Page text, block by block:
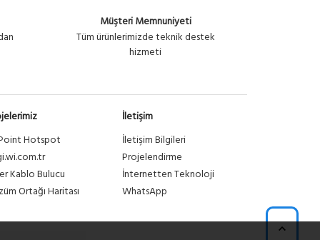
Müşteri Memnuniyeti
Tüm ürünlerimizde teknik destek
hizmeti
Hotspot
Kablo Bulucu
Ortağı Haritası
İletişim
İletişim Bilgileri
Projelendirme
İnternetten Teknoloji
WhatsApp